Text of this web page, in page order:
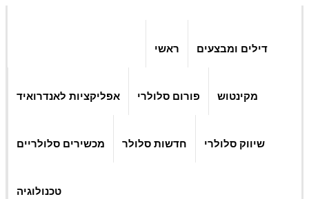
ראשי דילים ומבצעים
אפליקציות לאנדרואיד פורום סלולרי מקינטוש
מכשירים סלולריים חדשות סלולר שיווק סלולרי
טכנולוגיה